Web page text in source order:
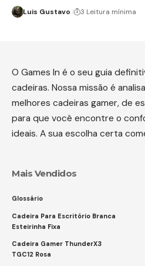
Luis Gustavo 3 Leitura mínima
O Games In é o seu guia
cadeiras. Nossa missão é
melhores cadeiras gamer, de
para que você encontre o
ideais. A sua escolha certa
Mais Vendidos
Glossário
Cadeira Para Escritório Branca
Esteirinha Fixa
Cadeira Gamer ThunderX3
TGC12 Rosa